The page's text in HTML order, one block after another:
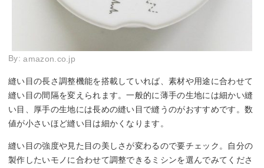
By:amazon.co.jp
縫い目の長さ調整機能を搭載していれば、素材や用途に合わせて
縫い目の間隔を変えられます。一般的に薄手の生地には細かい縫
い目、厚手の生地には長めの縫い目で縫うのがおすすめです。数
値が小さいほど縫い目は細かくなります。
縫い目の強度や見た目の美しさが変わるので要チェック。自分の
製作したいモノに合わせて調整できるミシンを選んでみてくださ